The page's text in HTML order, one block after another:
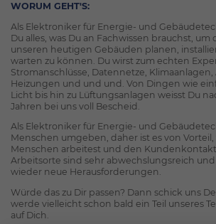
WORUM GEHT'S:
Als Elektroniker für Energie- und
Du alles, was Du an Fachwissen brauchst, um
unseren heutigen Gebäuden planen,
warten zu können. Du wirst zum echten
Stromanschlüsse, Datennetze, Klimaanlagen,
Heizungen und und und. Von Dingen wie
Licht bis hin zu Lüftungsanlagen weisst Du
Jahren bei uns voll Bescheid.
Als Elektroniker für Energie- und
Menschen umgeben, daher ist es von
Menschen arbeitest und den
Arbeitsorte sind sehr abwechslungsreich
wieder neue Herausforderungen.
Würde das zu Dir passen? Dann schick uns
werde vielleicht schon bald ein Teil unseres
auf Dich.